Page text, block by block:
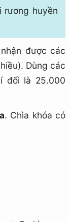
huyền
được các
Dùng các
đổi là 25.000
. Chìa khóa có